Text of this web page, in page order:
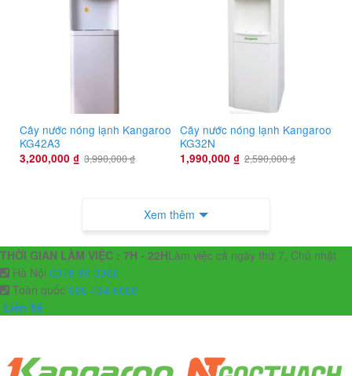
Cây nước nóng lạnh Kangaroo
KG42A3
3,200,000 ₫ 3,990,000₫
Cây nước nóng lạnh Kangaroo
KG32N
1,990,000 ₫ 2,590,000₫
Xem thêm
THỜI GIAN LÀM VIỆC : 7H - 22HLàm việc cả ngày thứ 7, Chủ nhật
Hà Nội 0378 90 3366
Toàn quốc 096 734 6068
Liên hệ